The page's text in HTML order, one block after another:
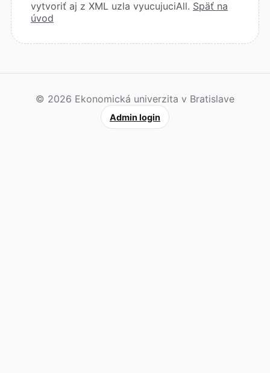
vytvoriť aj z XML uzla vyucujuciAll. Späť na
úvod
© 2026 Ekonomická univerzita v Bratislave
Admin login